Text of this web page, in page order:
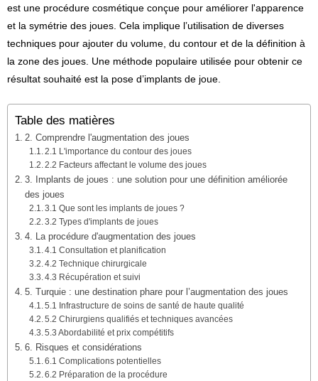
est une procédure cosmétique conçue pour améliorer l'apparence
et la symétrie des joues. Cela implique l’utilisation de diverses
techniques pour ajouter du volume, du contour et de la définition à
la zone des joues. Une méthode populaire utilisée pour obtenir ce
résultat souhaité est la pose d’implants de joue.
Table des matières
2. Comprendre l'augmentation des joues
2.1 L'importance du contour des joues
2.2 Facteurs affectant le volume des joues
3. Implants de joues : une solution pour une définition améliorée
des joues
3.1 Que sont les implants de joues ?
3.2 Types d'implants de joues
4. La procédure d'augmentation des joues
4.1 Consultation et planification
4.2 Technique chirurgicale
4.3 Récupération et suivi
5. Turquie : une destination phare pour l’augmentation des joues
5.1 Infrastructure de soins de santé de haute qualité
5.2 Chirurgiens qualifiés et techniques avancées
5.3 Abordabilité et prix compétitifs
6. Risques et considérations
6.1 Complications potentielles
6.2 Préparation de la procédure